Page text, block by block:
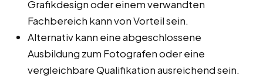
Grafikdesign oder einem verwandten
Fachbereich kann von Vorteil sein.
Alternativ kann eine abgeschlossene
Ausbildung zum Fotografen oder eine
vergleichbare Qualifikation ausreichend sein.